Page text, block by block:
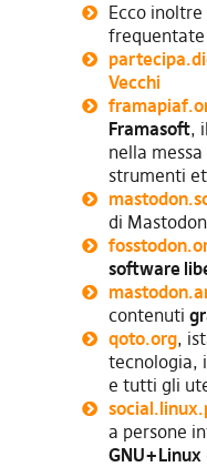
Ecco
Vecchi
Framasoft,
nella
strumenti
di
software
contenuti
qoto.org,
tecnologia,
e tutti gli
a persone
GNU+Linux